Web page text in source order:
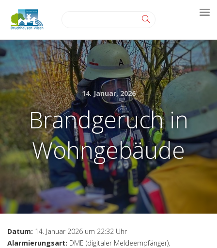
14. Januar, 2026
Brandgeruch in
Wohngebäude
Datum: 14. Januar 2026 um 22:32 Uhr
Alarmierungsart: DME (digitaler Meldeempfänger),